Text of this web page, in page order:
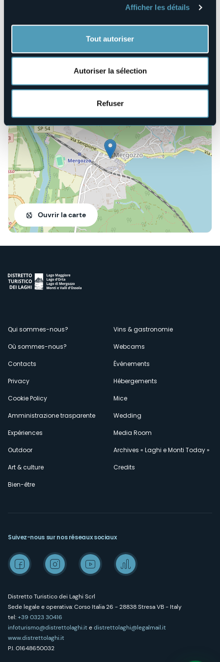
Afficher les détails
Tout autoriser
Autoriser la sélection
Refuser
info@ecomuseogranitomontorfano.it
Site Internet
Ouvrir la carte
Menù
secondario
Qui sommes-nous?
Où sommes-nous?
Contacts
Privacy
Cookie Policy
Amministrazione trasparente
Expériences
Outdoor
Art & culture
Bien-être
Vins & gastronomie
Webcams
Événements
Hébergements
Mice
Wedding
Media Room
Archives « Laghi e Monti Today »
Credits
Distretto Turistico dei Laghi Scrl
Sede legale e operativa: Corso Italia 26 - 28838 Stresa VB - Italy
tel:+39 0323 30416
infoturismo@distrettolaghi.itedistrettolaghi@legalmail.it
www.distrettolaghi.it
P.I. 01648650032
Suivez-nous sur nos réseaux sociaux